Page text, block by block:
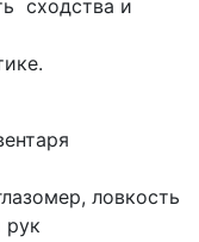
сходства и
ловкость
рук